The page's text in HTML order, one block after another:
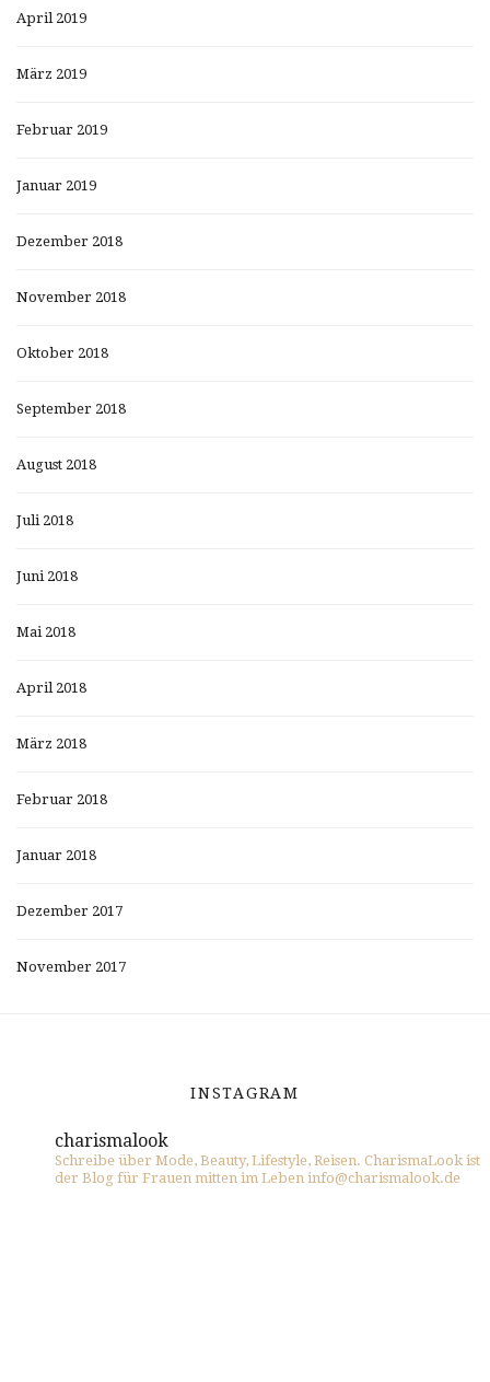
April 2019
März 2019
Februar 2019
Januar 2019
Dezember 2018
November 2018
Oktober 2018
September 2018
August 2018
Juli 2018
Juni 2018
Mai 2018
April 2018
März 2018
Februar 2018
Januar 2018
Dezember 2017
November 2017
INSTAGRAM
charismalook
Schreibe über Mode, Beauty, Lifestyle, Reisen. CharismaLook ist
der Blog für Frauen mitten im Leben info@charismalook.de